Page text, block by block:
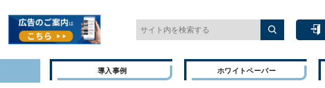
導入事例 ホワイトペーパー